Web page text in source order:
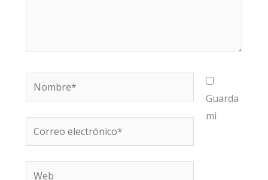
Nombre*
Correo
electrónico*
Web
Guarda
mi